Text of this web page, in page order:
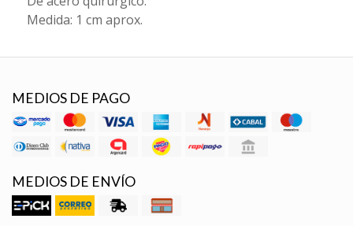
Medida: 1 cm aprox.
MEDIOS DE PAGO
MEDIOS DE ENVÍO